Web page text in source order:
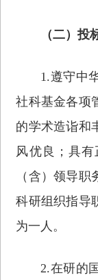
（二）投
1.遵守中
社科基金各项
的学术造诣和
风优良；具
（含）领导
科研组织指导
为一人。
2.在研的